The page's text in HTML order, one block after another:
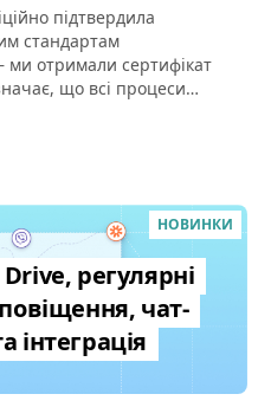
підтвердила
стандартам
ми отримали сертифікат
що всі процеси
НОВИНКИ
регулярні
чат-
інтеграція